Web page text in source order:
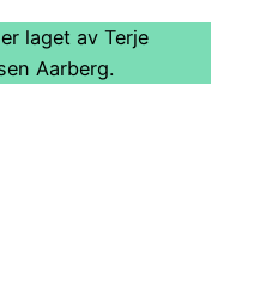
laget av Terje
Aarberg.